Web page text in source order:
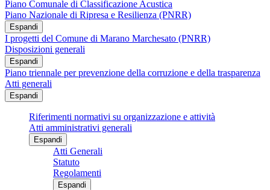
Piano Comunale di Classificazione Acustica
Piano Nazionale di Ripresa e Resilienza (PNRR)
Espandi
I progetti del Comune di Marano Marchesato (PNRR)
Disposizioni generali
Espandi
Piano triennale per prevenzione della corruzione e della trasparenza
Atti generali
Espandi
Riferimenti normativi su organizzazione e attività
Atti amministrativi generali
Espandi
Atti Generali
Statuto
Regolamenti
Espandi